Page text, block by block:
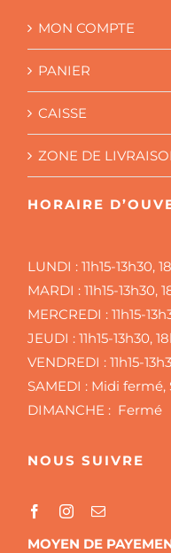
MON COMPTE
PANIER
CAISSE
ZONE DE
HORAIRE
LUNDI :11h15-13h30,
MARDI :11h15-13h30,
MERCREDI :11h15-
JEUDI :11h15-13h30,
VENDREDI :11h15-
SAMEDI : Midi fermé,
DIMANCHE : Fermé
NOUS SUIVRE
MOYEN DE